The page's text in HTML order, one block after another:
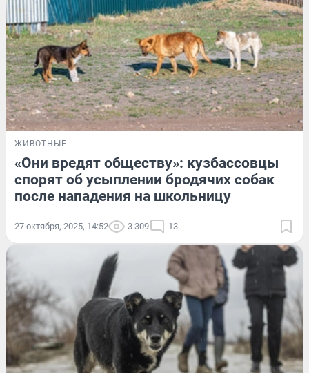
ЖИВОТНЫЕ
«Они вредят обществу»: кузбассовцы
спорят об усыплении бродячих собак
после нападения на школьницу
27 октября, 2025, 14:52 3 309 13